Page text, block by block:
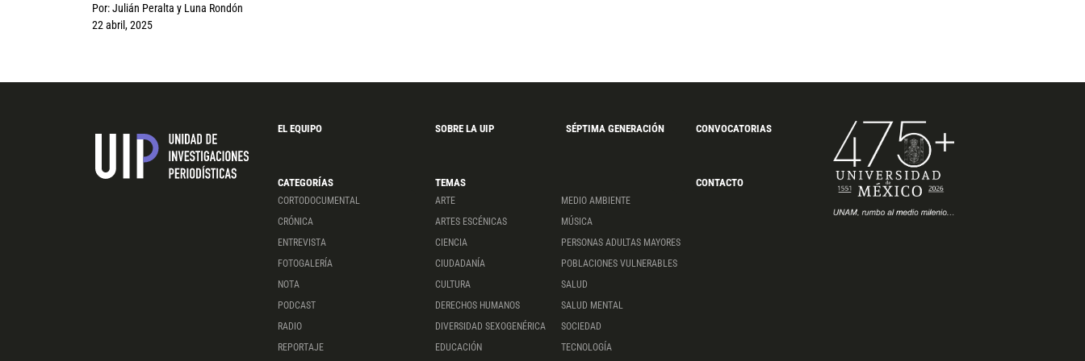
Por:Julián Peralta y Luna Rondón
22 abril, 2025
EL EQUIPO SOBRE LA UIP SÉPTIMA GENERACIÓN CONVOCATORIAS
CATEGORÍAS
CORTODOCUMENTAL
CRÓNICA
ENTREVISTA
FOTOGALERÍA
NOTA
PODCAST
RADIO
REPORTAJE
TEMAS
ARTE
ARTES ESCÉNICAS
CIENCIA
CIUDADANÍA
CULTURA
DERECHOS HUMANOS
DIVERSIDAD SEXOGENÉRICA
EDUCACIÓN
MEDIO AMBIENTE
MÚSICA
PERSONAS ADULTAS MAYORES
POBLACIONES VULNERABLES
SALUD
SALUD MENTAL
SOCIEDAD
TECNOLOGÍA
CONTACTO